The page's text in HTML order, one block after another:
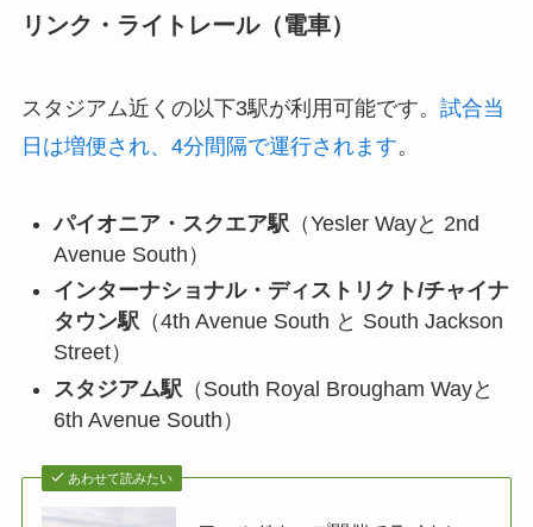
リンク・ライトレール（電車）
スタジアム近くの以下3駅が利用可能です。 試合当
日は増便され、4分間隔で運行されます。
パイオニア・スクエア駅 （Yesler Wayと 2nd
Avenue South）
インターナショナル・ディストリクト/チャイナ
タウン駅（4th Avenue South と South Jackson
Street）
スタジアム駅 （South Royal Brougham Wayと
6th Avenue South）
あわせて読みたい